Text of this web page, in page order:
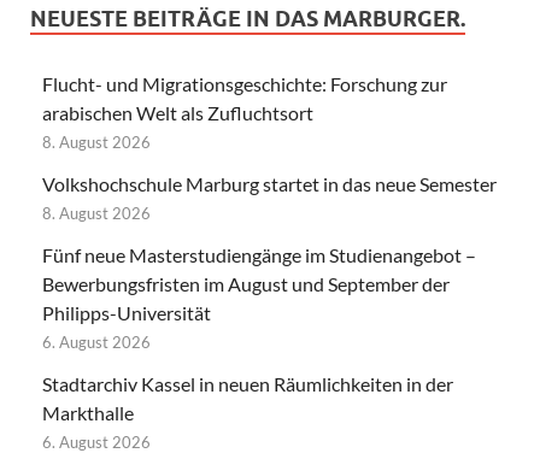
NEUESTE BEITRÄGE IN DAS MARBURGER.
Flucht- und Migrationsgeschichte: Forschung zur
arabischen Welt als Zufluchtsort
8. August 2026
Volkshochschule Marburg startet in das neue Semester
8. August 2026
Fünf neue Masterstudiengänge im Studienangebot –
Bewerbungsfristen im August und September der
Philipps-Universität
6. August 2026
Stadtarchiv Kassel in neuen Räumlichkeiten in der
Markthalle
6. August 2026